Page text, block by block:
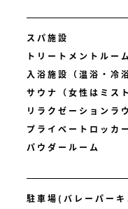
スパ施設
トリートメントル
入浴施設（温浴・冷浴
サウナ（女性はミス
リラクゼーションラ
プライベートロッカー
パウダールーム
駐車場(バレーパーキ